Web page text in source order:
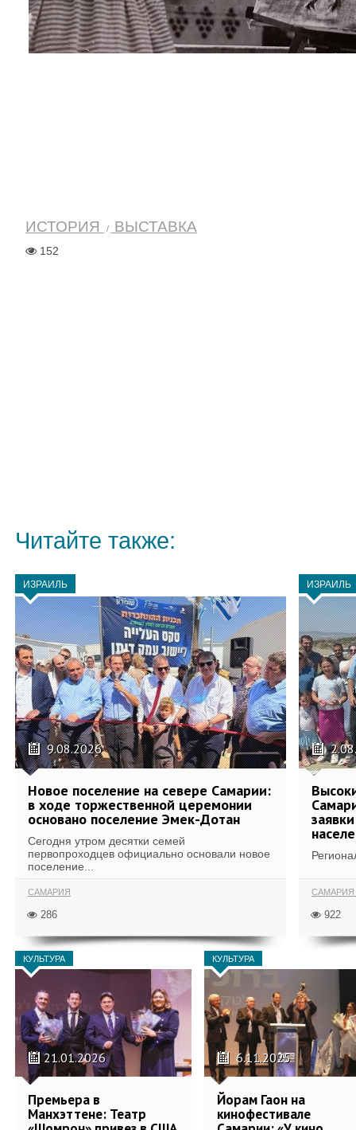
ИСТОРИЯ ВЫСТАВКА
152
Читайте также:
ИЗРАИЛЬ
9.08.2026
Новое поселение на севере Самарии:
в ходе торжественной церемонии
основано поселение Эмек-Дотан
Сегодня утром десятки семей
первопроходцев официально основали новое
поселение...
САМАРИЯ
286
ИЗРАИЛЬ
САМАРИЯ
922
КУЛЬТУРА
21.01.2026
Премьера в
Манхэттене: Театр
КУЛЬТУРА
6.11.2025
Йорам Гаон на
кинофестивале